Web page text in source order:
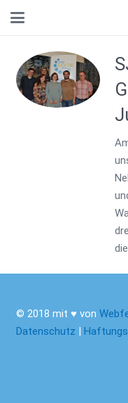
© 2018 mit ♥ von
Datenschutz |